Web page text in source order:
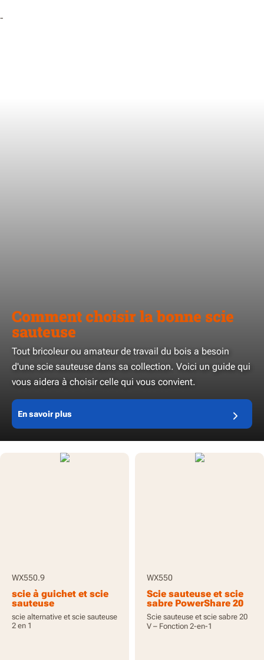
-
Comment choisir la bonne scie
sauteuse
Tout bricoleur ou amateur de travail du bois a besoin
d'une scie sauteuse dans sa collection. Voici un guide qui
vous aidera à choisir celle qui vous convient.
En savoir plus
WX550.9
scie à guichet et scie
sauteuse
sauteuse/sabre à
batterie 20V Axis -
Outil seul
scie alternative et scie sauteuse
2 en 1
WX550
Scie sauteuse et scie
sabre PowerShare 20
mm 20 V, avec
batteries, WX550
Scie sauteuse et scie sabre 20
V – Fonction 2-en-1